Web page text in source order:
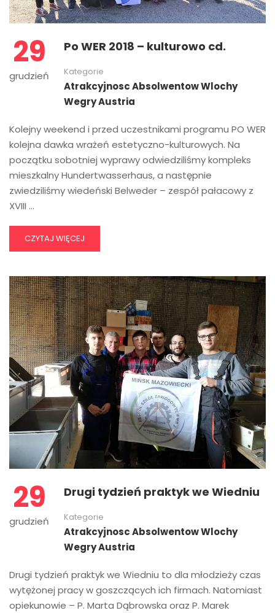
29
grudzień
Po WER 2018 – kulturowo cd.
Kategorie
Atrakcyjnosc Absolwentow Wlochy
Wegry Austria
Kolejny weekend i przed uczestnikami programu PO WER
kolejna dawka wrażeń estetyczno-kulturowych. Na
początku sobotniej wyprawy odwiedziliśmy kompleks
mieszkalny Hundertwasserhaus, a następnie
zwiedziliśmy wiedeński Belweder – zespół pałacowy z
XVIII …
CZYTAJ WIĘCEJ
29
grudzień
Drugi tydzień praktyk we Wiedniu
Kategorie
Atrakcyjnosc Absolwentow Wlochy
Wegry Austria
Drugi tydzień praktyk we Wiedniu to dla młodzieży czas
wytężonej pracy w goszczących ich firmach. Natomiast
opiekunowie – P. Marta Dąbrowska oraz P. Marek